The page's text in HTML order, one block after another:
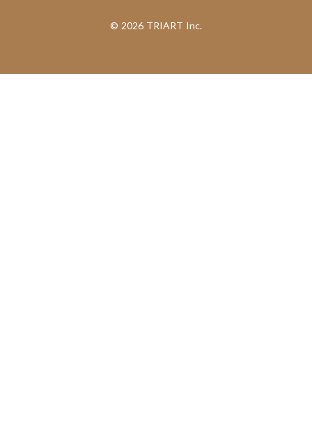
©︎ 2026 TRIART Inc.